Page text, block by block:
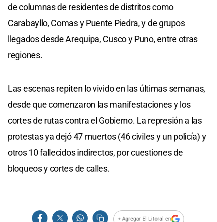
de columnas de residentes de distritos como
Carabayllo, Comas y Puente Piedra, y de grupos
llegados desde Arequipa, Cusco y Puno, entre otras
regiones.
Las escenas repiten lo vivido en las últimas semanas,
desde que comenzaron las manifestaciones y los
cortes de rutas contra el Gobierno. La represión a las
protestas ya dejó 47 muertos (46 civiles y un policía) y
otros 10 fallecidos indirectos, por cuestiones de
bloqueos y cortes de calles.
+ Agregar El Litoral en